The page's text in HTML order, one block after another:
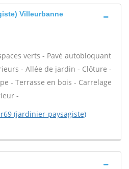
Villeurbanne
verts - Pavé autobloquant
- Allée de jardin - Clôture -
- Terrasse en bois - Carrelage
-
(jardinier-paysagiste)